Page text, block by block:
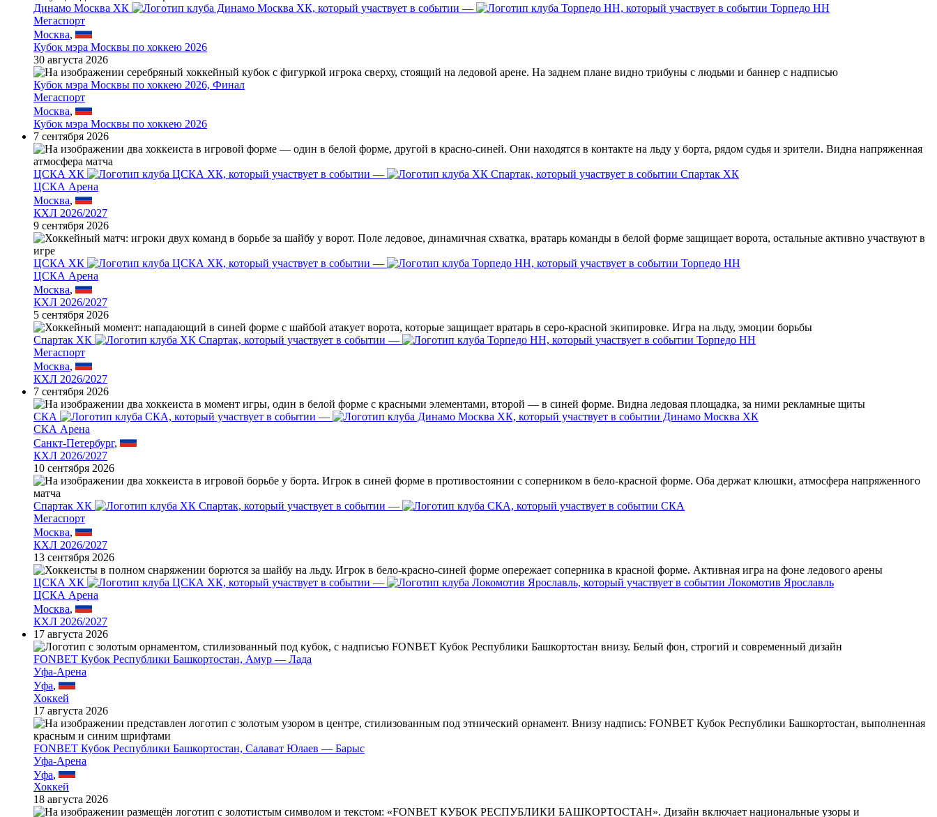
Динамо Москва ХК —
Торпедо НН
Мегаспорт
Москва,
Кубок мэра Москвы по хоккею 2026
30 августа 2026
Кубок мэра Москвы по хоккею 2026, Финал
Мегаспорт
Москва,
Кубок мэра Москвы по хоккею 2026
7 сентября 2026
ЦСКА ХК —
Спартак ХК
ЦСКА Арена
Москва,
КХЛ 2026/2027
9 сентября 2026
ЦСКА ХК —
Торпедо НН
ЦСКА Арена
Москва,
КХЛ 2026/2027
5 сентября 2026
Спартак ХК —
Торпедо НН
Мегаспорт
Москва,
КХЛ 2026/2027
7 сентября 2026
СКА —
Динамо Москва ХК
СКА Арена
Санкт-Петербург,
КХЛ 2026/2027
10 сентября 2026
Спартак ХК —
СКА
Мегаспорт
Москва,
КХЛ 2026/2027
13 сентября 2026
ЦСКА ХК —
Локомотив Ярославль
ЦСКА Арена
Москва,
КХЛ 2026/2027
17 августа 2026
FONBET Кубок Республики Башкортостан, Амур — Лада
Уфа-Арена
Уфа,
Хоккей
17 августа 2026
FONBET Кубок Республики Башкортостан, Салават Юлаев — Барыс
Уфа-Арена
Уфа,
Хоккей
18 августа 2026